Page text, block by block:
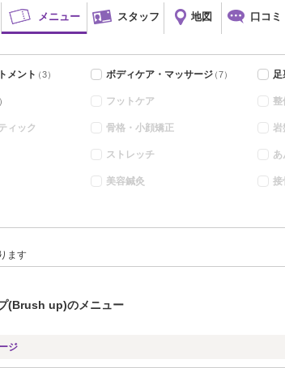
メニュー スタッフ 地図 口コミ
メント（3） ボディケア・マッサージ（7） 足
フットケア 整
ィック 骨格・小顔矯正 岩
ストレッチ あ
美容鍼灸 接
ます
(Brush up)のメニュー
ジ